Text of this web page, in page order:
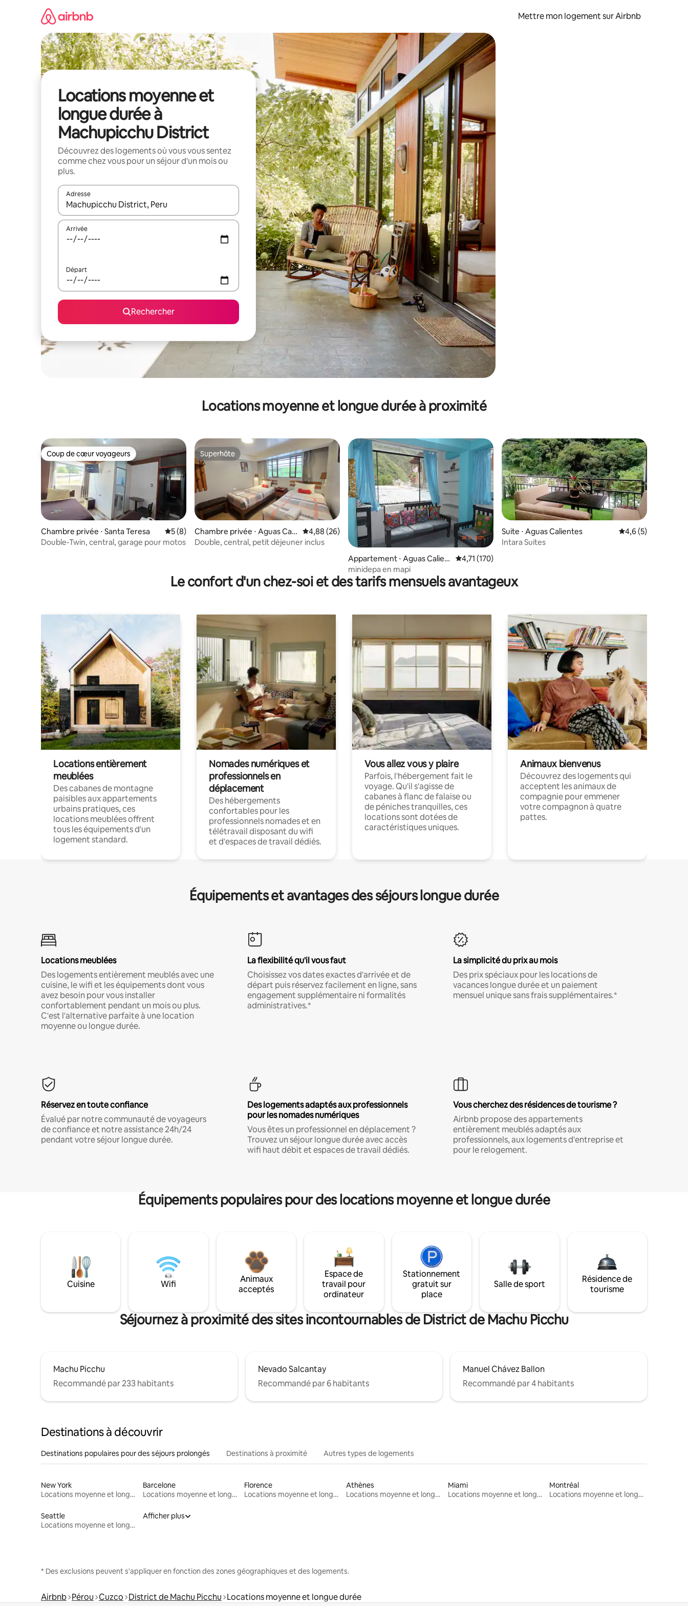
Mettre mon logement sur Airbnb
Locations moyenne et
longue durée à
Machupicchu District
Découvrez des logements où vous vous sentez
comme chez vous pour un séjour d'un mois ou
plus.
Adresse
Lorsque les résultats s'affichent, utilisez les flèches vers le haut et vers le bas pour les parcourir ou en appuyant et en faisant glisser.
Arrivée
Départ
Rechercher
Locations moyenne et longue durée à proximité
Coup de cœur voyageurs
Coup de cœur voyageurs
Chambre privée ⋅ Santa Teresa Évaluation moyenne sur la base de 8 commentaires : 5 sur 5
5 (8)
Double-Twin, central, garage pour motos
Superhôte
Superhôte
Chambre privée ⋅ Aguas Cali
entes
Évaluation moyenne sur la base de 26 commentaires : 4,88 sur 5
4,88 (26)
Double, central, petit déjeuner inclus
Appartement ⋅ Aguas Calien
tes
Évaluation moyenne sur la base de 170 commentaires : 4,71 sur 5
4,71 (170)
minidepa en mapi
Suite ⋅ Aguas Calientes Évaluation
4,6 (5)
Intara Suites
Le confort d'un chez-soi et des tarifs mensuels avantageux
Locations entièrement
meublées
Des cabanes de montagne
paisibles aux appartements
urbains pratiques, ces
locations meublées offrent
tous les équipements d'un
logement standard.
Nomades numériques et
professionnels en
déplacement
Des hébergements
confortables pour les
professionnels nomades et en
télétravail disposant du wifi
et d'espaces de travail dédiés.
Vous allez vous y plaire
Parfois, l'hébergement fait le
voyage. Qu'il s'agisse de
cabanes à flanc de falaise ou
de péniches tranquilles, ces
locations sont dotées de
caractéristiques uniques.
Animaux bienvenus
Découvrez des logements qui
acceptent les animaux de
compagnie pour emmener
votre compagnon à quatre
pattes.
Équipements et avantages des séjours longue durée
Locations meublées
Des logements entièrement meublés avec une
cuisine, le wifi et les équipements dont vous
avez besoin pour vous installer
confortablement pendant un mois ou plus.
C'est l'alternative parfaite à une location
moyenne ou longue durée.
La flexibilité qu'il vous faut
Choisissez vos dates exactes d'arrivée et de
départ puis réservez facilement en ligne, sans
engagement supplémentaire ni formalités
administratives.*
La simplicité du prix au mois
Des prix spéciaux pour les locations de
vacances longue durée et un paiement
mensuel unique sans frais supplémentaires.*
Réservez en toute confiance
Évalué par notre communauté de voyageurs
de confiance et notre assistance 24h/24
pendant votre séjour longue durée.
Des logements adaptés aux professionnels
pour les nomades numériques
Vous êtes un professionnel en déplacement ?
Trouvez un séjour longue durée avec accès
wifi haut débit et espaces de travail dédiés.
Vous cherchez des résidences de tourisme ?
Airbnb propose des appartements
entièrement meublés adaptés aux
professionnels, aux logements d'entreprise et
pour le relogement.
Équipements populaires pour des locations moyenne et longue durée
Cuisine Wifi
Animaux
acceptés
Espace de
travail pour
ordinateur
Stationnement
gratuit sur
place
Salle de sport
Résidence de
tourisme
Séjournez à proximité des sites incontournables de District de Machu Picchu
Machu Picchu
Recommandé par 233 habitants
Nevado Salcantay
Recommandé par 6 habitants
Manuel Chávez Ballon
Recommandé par 4 habitants
Destinations à découvrir
Destinations populaires pour des séjours prolongés Destinations à proximité Autres types de logements
New York
Locations moyenne et longue durée
Barcelone
Locations moyenne et longue durée
Florence
Locations moyenne et longue durée
Athènes
Locations moyenne et longue durée
Miami
Locations moyenne et longue durée
Montréal
Locations moyenne et longue durée
Seattle
Locations moyenne et longue durée
Afficher plus
* Des exclusions peuvent s'appliquer en fonction des zones géographiques et des logements.
Airbnb Pérou Cuzco District de Machu Picchu Locations moyenne et longue durée